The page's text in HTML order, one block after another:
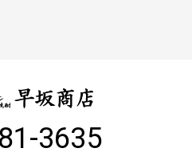
3635